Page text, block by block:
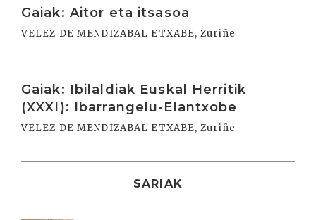
Gaiak: Aitor eta itsasoa
VELEZ DE MENDIZABAL ETXABE, Zuriñe
Gaiak: Ibilaldiak Euskal Herritik
(XXXI): Ibarrangelu-Elantxobe
VELEZ DE MENDIZABAL ETXABE, Zuriñe
SARIAK